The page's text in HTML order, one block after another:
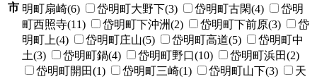
市 明町扇崎(6)
岱明町大野下(3) 岱明町古閑(4)
岱明
町西照寺(11)
岱明町下沖洲(2) 岱明町下前原(3)
岱
明町上(4)
岱明町庄山(5) 岱明町高道(5)
岱明町中
土(3)
岱明町鍋(4) 岱明町野口(10)
岱明町浜田(2)
岱明町開田(1)
岱明町三崎(1) 岱明町山下(3)
天